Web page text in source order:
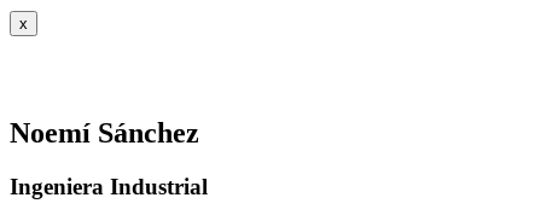
x
Noemí Sánchez
Ingeniera Industrial